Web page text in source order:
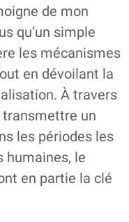
de mon
qu’un simple
les mécanismes
en dévoilant la
À travers
transmettre un
les périodes les
humaines, le
en partie la clé